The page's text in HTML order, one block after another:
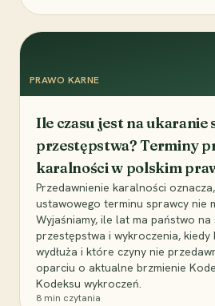
PRAWO KARNE
Ile czasu jest na ukaranie
przestępstwa? Terminy
karalności w polskim
Przedawnienie karalności
ustawowego terminu sprawcy nie
Wyjaśniamy, ile lat ma państwo na
przestępstwa i wykroczenia, kiedy
wydłuża i które czyny nie
oparciu o aktualne brzmienie
Kodeksu wykroczeń.
8 min czytania